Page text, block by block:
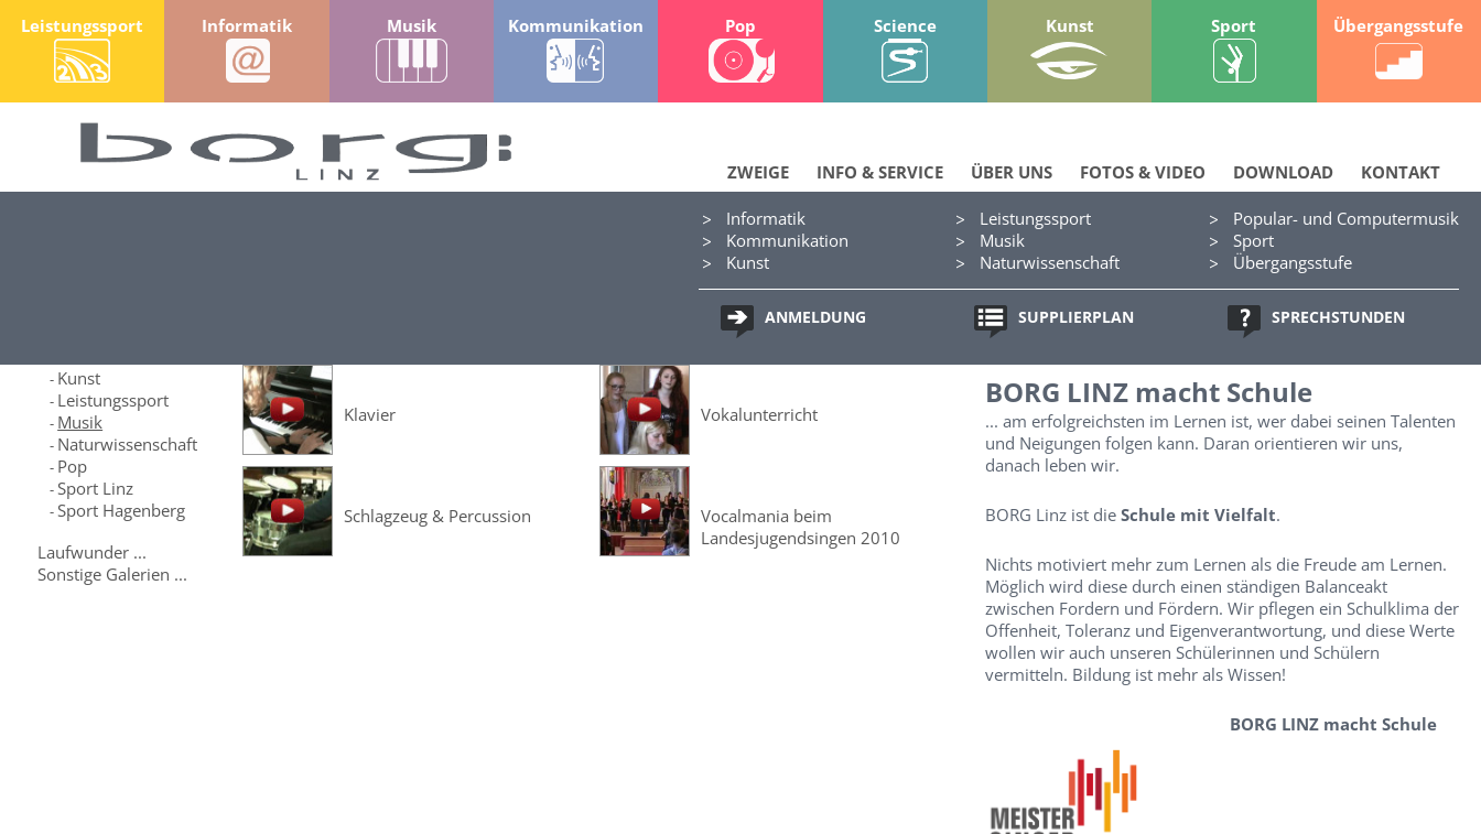
Leistungssport Informatik Musik Kommunikation Pop Science Kunst Sport Übergangsstufe
KONTAKT
DOWNLOAD
FOTOS & VIDEO
ÜBER UNS
INFO & SERVICE
ZWEIGE
Popular- und Computermusik
Sport
Übergangsstufe
Leistungssport
Musik
Naturwissenschaft
Informatik
Kommunikation
Kunst
SPRECHSTUNDEN
SUPPLIERPLAN
ANMELDUNG
- Kunst
- Leistungssport
- Musik
- Naturwissenschaft
- Pop
-Sport Linz
-Sport Hagenberg
Laufwunder ...
Sonstige Galerien ...
Saxophon
Klavier Vokalunterricht
Schlagzeug & Percussion
Vocalmania beim
Landesjugendsingen 2010
BORG LINZ macht Schule
... am erfolgreichsten im Lernen ist, wer dabei seinen Talenten
und Neigungen folgen kann. Daran orientieren wir uns,
danach leben wir.
BORG Linz ist die Schule mit Vielfalt.
Nichts motiviert mehr zum Lernen als die Freude am Lernen.
Möglich wird diese durch einen ständigen Balanceakt
zwischen Fordern und Fördern. Wir pflegen ein Schulklima der
Offenheit, Toleranz und Eigenverantwortung, und diese Werte
wollen wir auch unseren Schülerinnen und Schülern
vermitteln. Bildung ist mehr als Wissen!
BORG LINZ macht Schule